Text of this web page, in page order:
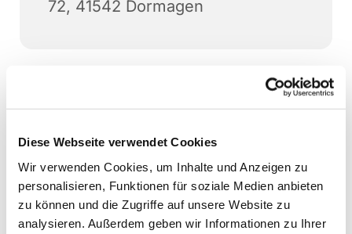
Diese Webseite verwendet Cookies
Wir verwenden Cookies, um Inhalte und Anzeigen zu
personalisieren, Funktionen für soziale Medien anbieten
zu können und die Zugriffe auf unsere Website zu
analysieren. Außerdem geben wir Informationen zu Ihrer
72, 41542 Dormagen